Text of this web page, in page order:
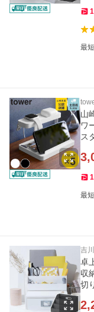
最
山
ワ
ス
最
吉
卓
収
切